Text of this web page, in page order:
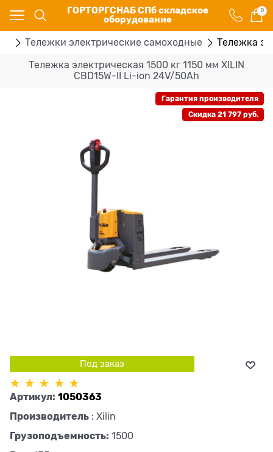
ГОРТОРГСНАБ СПб складское
оборудование
0
Тележки электрические самоходные Тележка
Тележка электрическая 1500 кг 1150 мм XILIN
CBD15W-II Li-ion 24V/50Ah
Гарантия производителя
Скидка 21 797 руб.
Под заказ
Артикул: 1050363
Производитель : Xilin
Грузоподъемность: 1500